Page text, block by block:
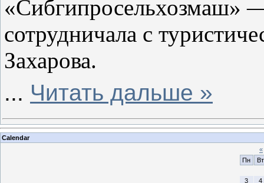
«Сибгипросельхозмаш»
сотрудничала с
Захарова.
... Читать дальше »
Calendar
«
Пн
Вт
3 4